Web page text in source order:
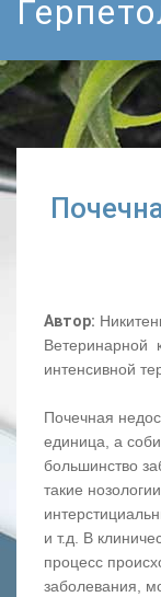
Автор:
Ветеринарной
интенсивной
Почечная
единица, а
большинство
такие
и т.д. В
процесс
заболевания,